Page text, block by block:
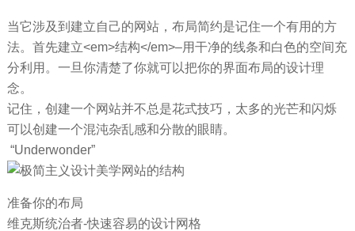
当它涉及到建立自己的网站，布局简约是记住一个有用的方
法。首先建立<em>结构</em>–用干净的线条和白色的空间充
分利用。一旦你清楚了你就可以把你的界面布局的设计理
念。
记住，创建一个网站并不总是花式技巧，太多的光芒和闪烁
可以创建一个混沌杂乱感和分散的眼睛。
“Underwonder”
准备你的布局
维克斯统治者-快速容易的设计网格